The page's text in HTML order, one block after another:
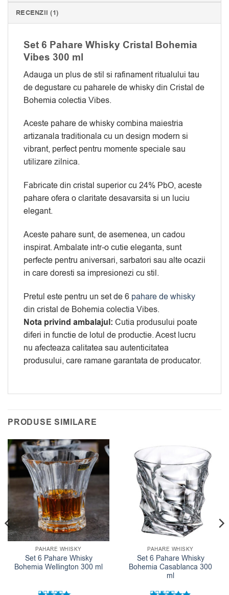
RECENZII (1)
Set 6 Pahare Whisky Cristal Bohemia
Vibes 300 ml
Adauga un plus de stil si rafinament ritualului tau
de degustare cu paharele de whisky din Cristal de
Bohemia colectia Vibes.
Aceste pahare de whisky combina maiestria
artizanala traditionala cu un design modern si
vibrant, perfect pentru momente speciale sau
utilizare zilnica.
Fabricate din cristal superior cu 24% PbO, aceste
pahare ofera o claritate desavarsita si un luciu
elegant.
Aceste pahare sunt, de asemenea, un cadou
inspirat. Ambalate intr-o cutie eleganta, sunt
perfecte pentru aniversari, sarbatori sau alte ocazii
in care doresti sa impresionezi cu stil.
Pretul este pentru un set de 6 pahare de whisky
din cristal de Bohemia colectia Vibes.
Nota privind ambalajul: Cutia produsului poate
diferi in functie de lotul de productie. Acest lucru
nu afecteaza calitatea sau autenticitatea
produsului, care ramane garantata de producator.
PRODUSE SIMILARE
PAHARE WHISKY
Set 6 Pahare Whisky
Bohemia Wellington 300 ml
PAHARE WHISKY
Set 6 Pahare Whisky
Bohemia Casablanca 300
ml